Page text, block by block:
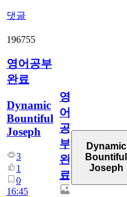
댓글
196755
영어공부
완료
Dynamic
Bountiful
Joseph
3
1
0
16:45
영
어
공
부
완
료
Dynamic
Bountiful
Joseph